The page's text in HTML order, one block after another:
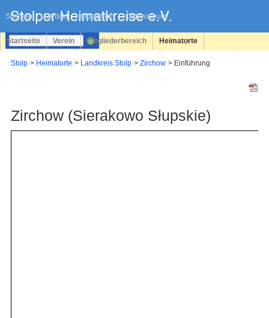
Sitemap Kontakt Impressum Datenschutz
überspringen
Startseite Verein Mitgliederbereich Heimatorte
Stolp Heimatorte Landkreis Stolp Zirchow Einführung
Zirchow (Sierakowo Słupskie)